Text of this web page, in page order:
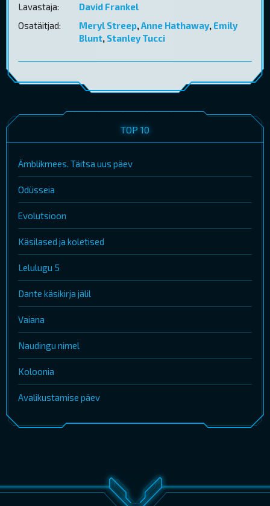
Lavastaja:
David Frankel
Osatäitjad:
Meryl Streep,Anne Hathaway, Emily
Blunt, Stanley Tucci
TOP 10
Ämblikmees. Täitsa uus päev
Odüsseia
Evolutsioon
Käsilased ja koletised
Lelulugu 5
Dante käsikirja jälil
Vaiana
Naudingu nimel
Koloonia
Avalikustamise päev